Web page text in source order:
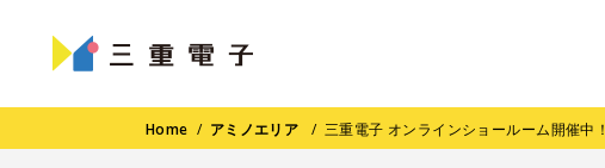
Home / アミノエリア / 三重電子 オンラインショールーム開催中！